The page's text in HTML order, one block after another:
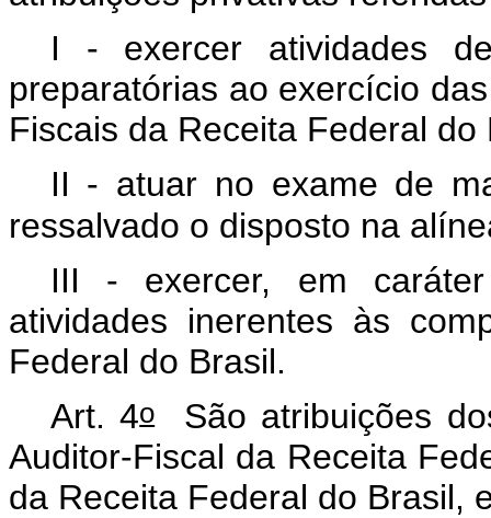
I - exercer atividades
preparatórias ao exercício
Fiscais da Receita Federal do
II - atuar no exame de
ressalvado o disposto na
III - exercer, em
atividades inerentes às
Federal do Brasil.
Art. 4oSão atribuições
Auditor-Fiscal da Receita
da Receita Federal do Brasil,